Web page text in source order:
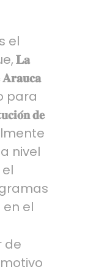
el
𝐋𝐚
𝐀𝐫𝐚𝐮𝐜𝐚
para
𝐝𝐞
nivel
el
de